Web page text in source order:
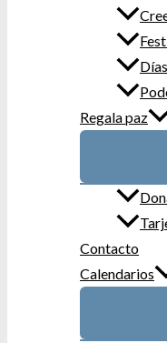
Regala paz
Contacto
Calendarios